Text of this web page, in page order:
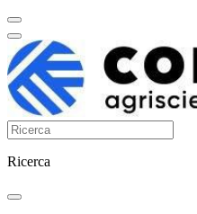
Ricerca